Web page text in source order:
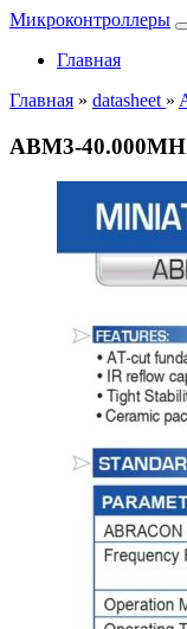
Микроконтроллеры
Главная
Главная » datasheet »
ABM3-